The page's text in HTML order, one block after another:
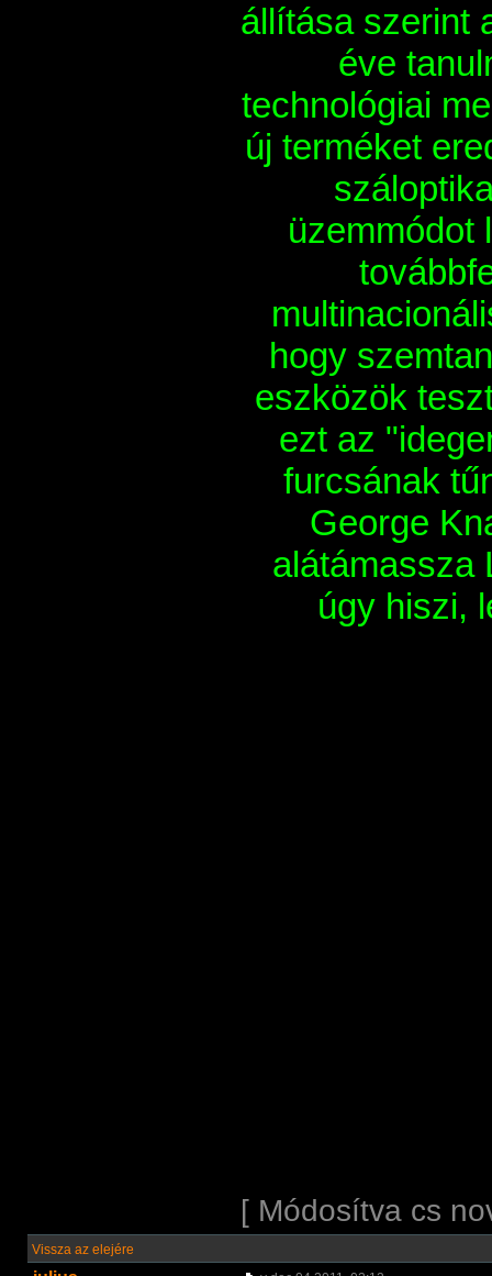
állí­tása szerint
éve
technológiai
új terméket
üzemmódot
hogy
eszközök
ezt az
furcsának
George
alátámassza
úgy hiszi,
[ Módosítva cs
Vissza az elejére